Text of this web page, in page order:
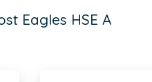
Eagles HSE A